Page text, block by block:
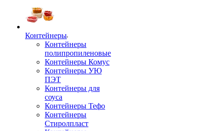
Контейнеры
Контейнеры
полипропиленовые
Контейнеры Комус
Контейнеры УЮ
ПЭТ
Контейнеры для
соуса
Контейнеры Тефо
Контейнеры
Стиролпласт